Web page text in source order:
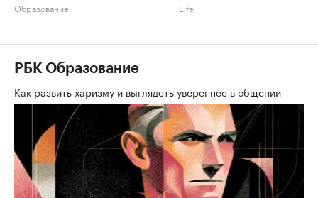
Образование Life
РБК Образование
Как развить харизму и выглядеть увереннее в общении